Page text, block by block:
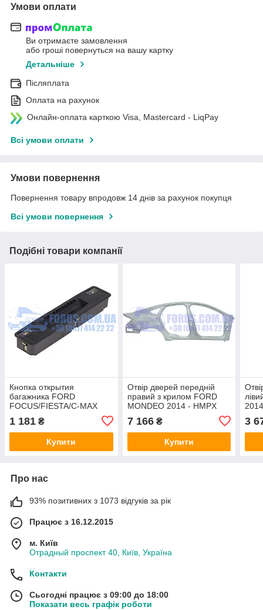
Умови оплати
Ви отримаєте замовлення
або гроші повернуться на вашу картку
Детальніше
Післяплата
Оплата на рахунок
Онлайн-оплата карткою Visa, Mastercard - LiqPay
Всі умови оплати
Умови повернення
Повернення товару впродовж 14 днів за рахунок покупця
Всі умови повернення
Подібні товари компанії
Кнопка открытия
багажника FORD
FOCUS/FIESTA/C-MAX
1 181 ₴
Купити
Отвір дверей передній
правий з крилом FORD
MONDEO 2014 - HMPX
7 166₴
Купити
3
Про нас
93% позитивних з 1073 відгуків за рік
Працює з 16.12.2015
м. Київ
Отрадный проспект 40, Київ, Україна
Контакти
Сьогодні працює з 09:00 до 18:00
Показати весь графік роботи